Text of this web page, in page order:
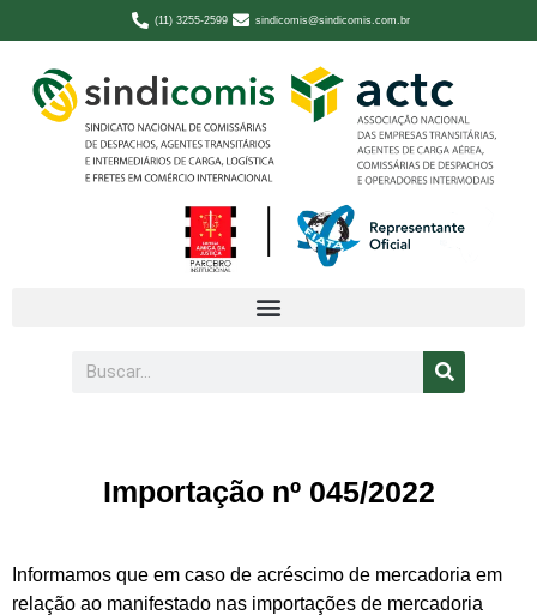
(11) 3255-2599 sindicomis@sindicomis.com.br
Importação nº 045/2022
Informamos que em caso de acréscimo de mercadoria em
relação ao manifestado nas importações de mercadoria